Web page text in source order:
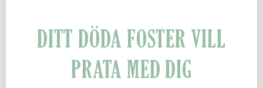
DITT DÖDA FOSTER VILL
PRATA MED DIG